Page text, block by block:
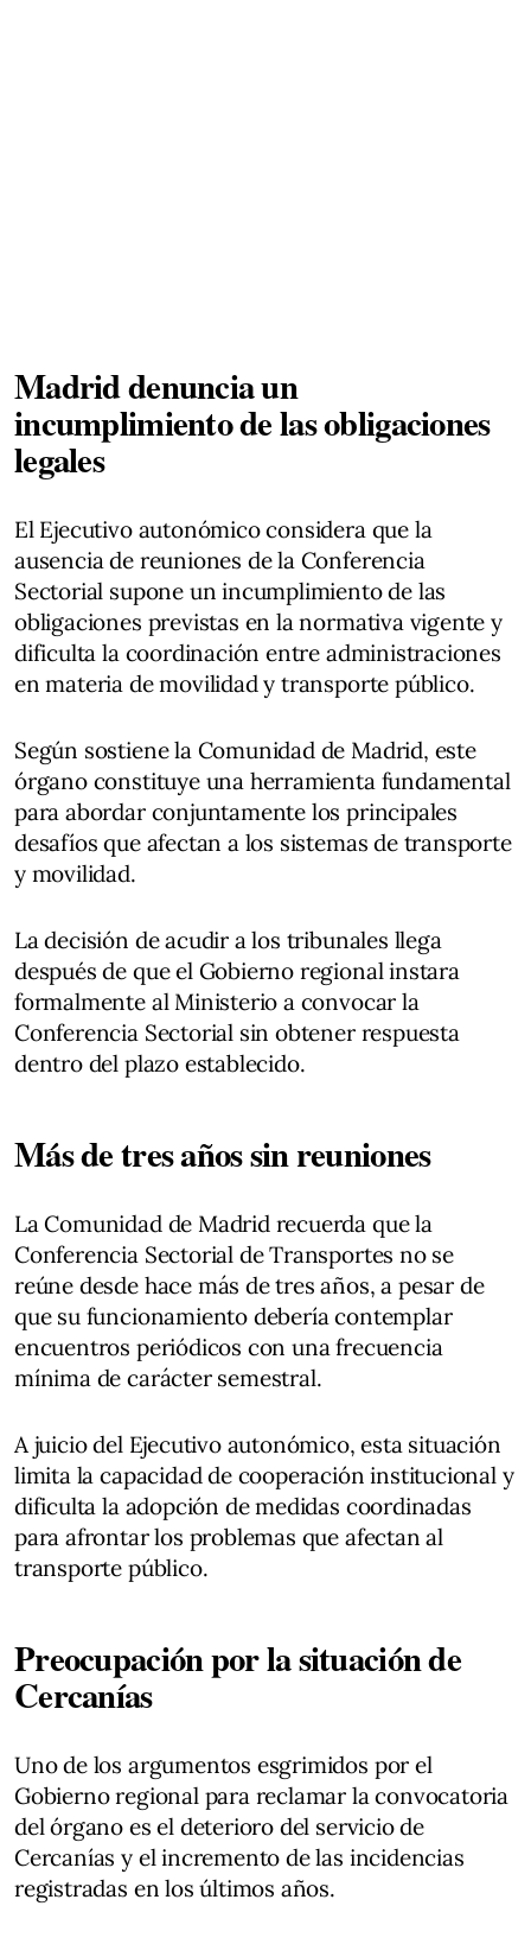
Madrid denuncia un
incumplimiento de las obligaciones
legales
El Ejecutivo autonómico considera que la
ausencia de reuniones de la Conferencia
Sectorial supone un incumplimiento de las
obligaciones previstas en la normativa vigente y
dificulta la coordinación entre administraciones
en materia de movilidad y transporte público.
Según sostiene la Comunidad de Madrid, este
órgano constituye una herramienta fundamental
para abordar conjuntamente los principales
desafíos que afectan a los sistemas de transporte
y movilidad.
La decisión de acudir a los tribunales llega
después de que el Gobierno regional instara
formalmente al Ministerio a convocar la
Conferencia Sectorial sin obtener respuesta
dentro del plazo establecido.
Más de tres años sin reuniones
La Comunidad de Madrid recuerda que la
Conferencia Sectorial de Transportes no se
reúne desde hace más de tres años, a pesar de
que su funcionamiento debería contemplar
encuentros periódicos con una frecuencia
mínima de carácter semestral.
A juicio del Ejecutivo autonómico, esta situación
limita la capacidad de cooperación institucional y
dificulta la adopción de medidas coordinadas
para afrontar los problemas que afectan al
transporte público.
Preocupación por la situación de
Cercanías
Uno de los argumentos esgrimidos por el
Gobierno regional para reclamar la convocatoria
del órgano es el deterioro del servicio de
Cercanías y el incremento de las incidencias
registradas en los últimos años.